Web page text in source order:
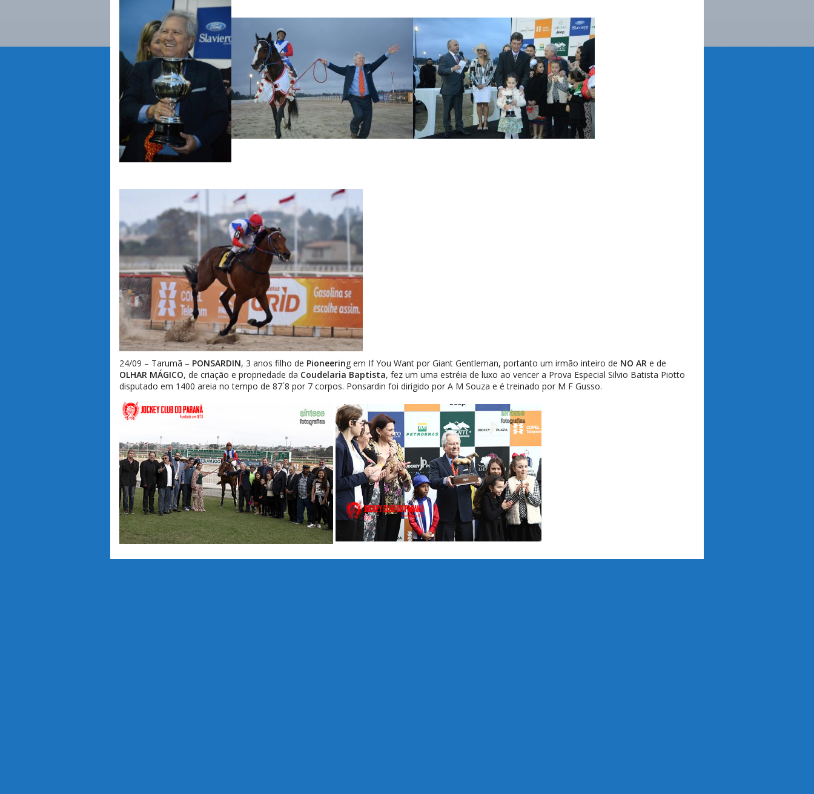
24/09 – Tarumã – PONSARDIN, 3 anos filho de Pioneering em If You Want por Giant Gentleman, portanto um irmão inteiro de NO AR e de
OLHAR MÁGICO, de criação e propriedade da Coudelaria Baptista, fez um uma estréia de luxo ao vencer a Prova Especial Silvio Batista Piotto
disputado em 1400 areia no tempo de 87´8 por 7 corpos. Ponsardin foi dirigido por A M Souza e é treinado por M F Gusso.